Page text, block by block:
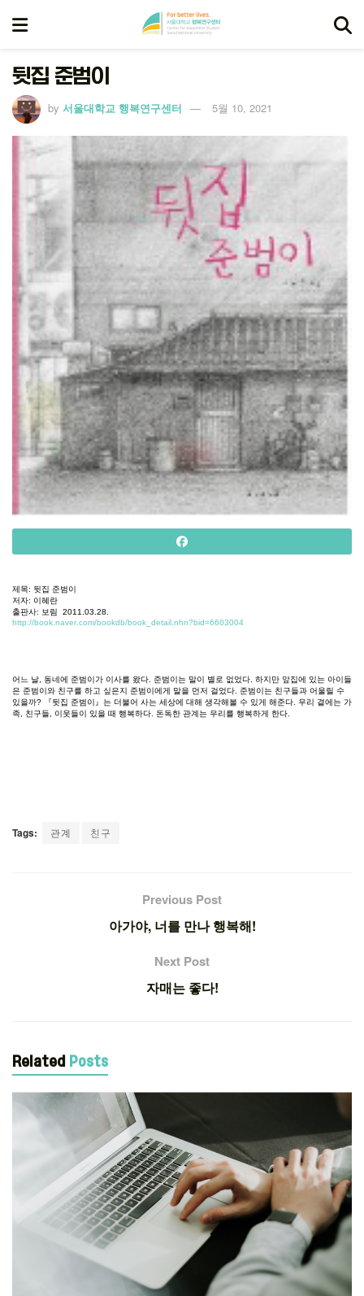
뒷집 준범이
by 서울대학교 행복연구센터 5월 10, 2021
제목: 뒷집 준범이
저자: 이혜란
출판사: 보림
2011.03.28.
http://book.naver.com/bookdb/book_detail.nhn?bid=6603004
어느 날, 동네에 준범이가 이사를 왔다. 준범이는 말이 별로 없었다. 하지만 앞집에 있는 아이들
은 준범이와 친구를 하고 싶은지 준범이에게 말을 먼저 걸었다. 준범이는 친구들과 어울릴 수
있을까? 『뒷집 준범이』는 더불어 사는 세상에 대해 생각해볼 수 있게 해준다. 우리 곁에는 가
족, 친구들, 이웃들이 있을 때 행복하다. 돈독한 관계는 우리를 행복하게 한다.
Tags: 관계 친구
Previous Post
아가야, 너를 만나 행복해!
Next Post
자매는 좋다!
Related Posts